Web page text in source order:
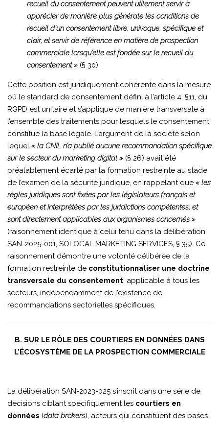
recueil du consentement peuvent utilement servir à
apprécier de manière plus générale les conditions de
recueil d’un consentement libre, univoque, spécifique et
clair, et servir de référence en matière de prospection
commerciale lorsqu’elle est fondée sur le recueil du
consentement » (§ 30)
Cette position est juridiquement cohérente dans la mesure
où le standard de consentement défini à l’article 4, §11, du
RGPD est unitaire et s’applique de manière transversale à
l’ensemble des traitements pour lesquels le consentement
constitue la base légale. L’argument de la société selon
lequel « la CNIL n’a publié aucune recommandation spécifique
sur le secteur du marketing digital » (§ 26) avait été
préalablement écarté par la formation restreinte au stade
de l’examen de la sécurité juridique, en rappelant que « les
règles juridiques sont fixées par les législateurs français et
européen et interprétées par les juridictions compétentes, et
sont directement applicables aux organismes concernés »
(raisonnement identique à celui tenu dans la délibération
SAN-2025-001, SOLOCAL MARKETING SERVICES, § 35). Ce
raisonnement démontre une volonté délibérée de la
formation restreinte de constitutionnaliser une doctrine
transversale du consentement, applicable à tous les
secteurs, indépendamment de l’existence de
recommandations sectorielles spécifiques.
B. SUR LE RÔLE DES COURTIERS EN DONNÉES DANS
L’ÉCOSYSTÈME DE LA PROSPECTION COMMERCIALE
La délibération SAN-2023-025 s’inscrit dans une série de
décisions ciblant spécifiquement les courtiers en
données (data brokers), acteurs qui constituent des bases